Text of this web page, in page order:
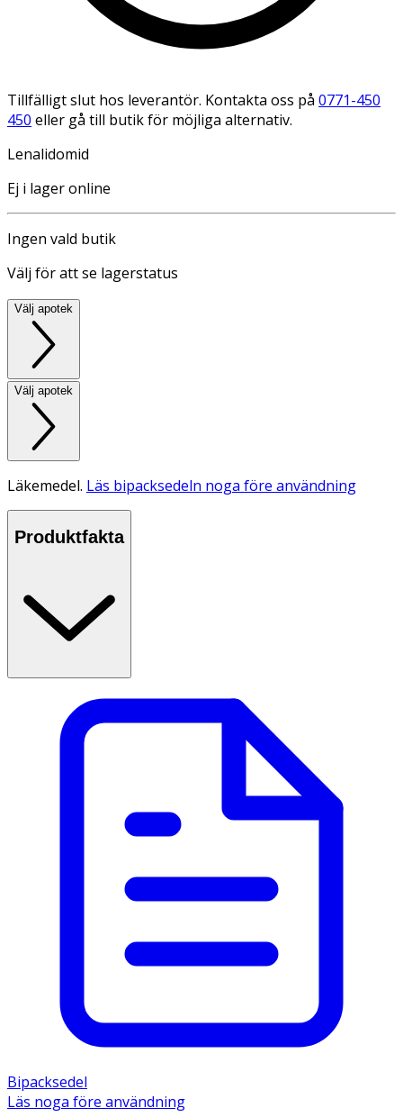
Tillfälligt slut hos leverantör. Kontakta oss på 0771-450
450 eller gå till butik för möjliga alternativ.
Lenalidomid
Ej i lager online
Ingen vald butik
Välj för att se lagerstatus
Välj apotek
Välj apotek
Läkemedel. Läs bipacksedeln noga före användning
Produktfakta
Bipacksedel
Läs noga före användning